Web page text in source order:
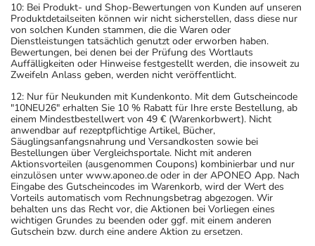
10: Bei Produkt- und Shop-Bewertungen von Kunden auf unseren
Produktdetailseiten können wir nicht sicherstellen, dass diese nur
von solchen Kunden stammen, die die Waren oder
Dienstleistungen tatsächlich genutzt oder erworben haben.
Bewertungen, bei denen bei der Prüfung des Wortlauts
Auffälligkeiten oder Hinweise festgestellt werden, die insoweit zu
Zweifeln Anlass geben, werden nicht veröffentlicht.
12: Nur für Neukunden mit Kundenkonto. Mit dem Gutscheincode
"10NEU26" erhalten Sie 10 % Rabatt für Ihre erste Bestellung, ab
einem Mindestbestellwert von 49 € (Warenkorbwert). Nicht
anwendbar auf rezeptpflichtige Artikel, Bücher,
Säuglingsanfangsnahrung und Versandkosten sowie bei
Bestellungen über Vergleichsportale. Nicht mit anderen
Aktionsvorteilen (ausgenommen Coupons) kombinierbar und nur
einzulösen unter www.aponeo.de oder in der APONEO App. Nach
Eingabe des Gutscheincodes im Warenkorb, wird der Wert des
Vorteils automatisch vom Rechnungsbetrag abgezogen. Wir
behalten uns das Recht vor, die Aktionen bei Vorliegen eines
wichtigen Grundes zu beenden oder ggf. mit einem anderen
Gutschein bzw. durch eine andere Aktion zu ersetzen.